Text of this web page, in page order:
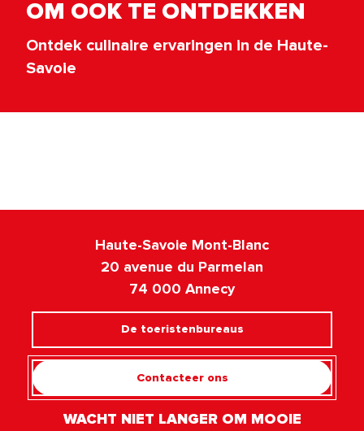
OM OOK TE ONTDEKKEN
Ontdek culinaire ervaringen in de Haute-
Savoie
Haute-Savoie Mont-Blanc
20 avenue du Parmelan
74 000 Annecy
De toeristenbureaus
Contacteer ons
WACHT NIET LANGER OM MOOIE